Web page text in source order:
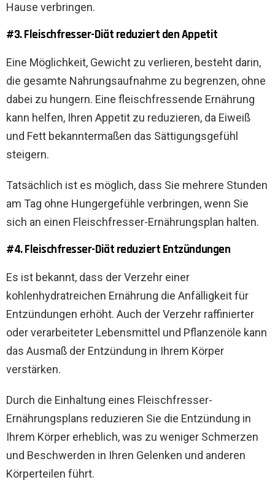
Hause verbringen.
#3. Fleischfresser-Diät reduziert den Appetit
Eine Möglichkeit, Gewicht zu verlieren, besteht darin,
die gesamte Nahrungsaufnahme zu begrenzen, ohne
dabei zu hungern. Eine fleischfressende Ernährung
kann helfen, Ihren Appetit zu reduzieren, da Eiweiß
und Fett bekanntermaßen das Sättigungsgefühl
steigern.
Tatsächlich ist es möglich, dass Sie mehrere Stunden
am Tag ohne Hungergefühle verbringen, wenn Sie
sich an einen Fleischfresser-Ernährungsplan halten.
#4. Fleischfresser-Diät reduziert Entzündungen
Es ist bekannt, dass der Verzehr einer
kohlenhydratreichen Ernährung die Anfälligkeit für
Entzündungen erhöht. Auch der Verzehr raffinierter
oder verarbeiteter Lebensmittel und Pflanzenöle kann
das Ausmaß der Entzündung in Ihrem Körper
verstärken.
Durch die Einhaltung eines Fleischfresser-
Ernährungsplans reduzieren Sie die Entzündung in
Ihrem Körper erheblich, was zu weniger Schmerzen
und Beschwerden in Ihren Gelenken und anderen
Körperteilen führt.